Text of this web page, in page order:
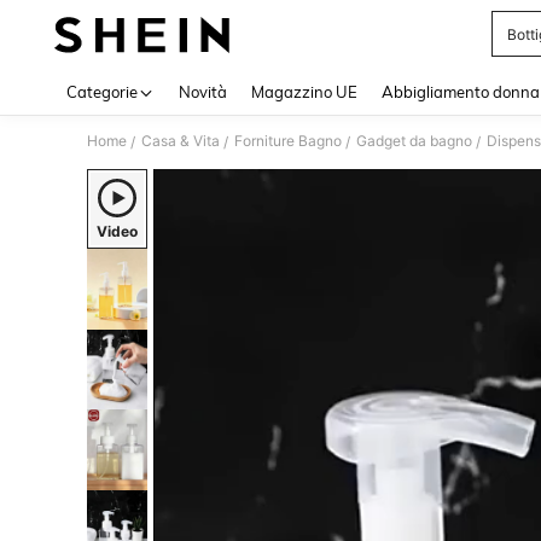
Categorie Novità Magazzino UE Abbigliamento donna
Home / Casa & Vita / Forniture Bagno / Gadget da bagno /
Video